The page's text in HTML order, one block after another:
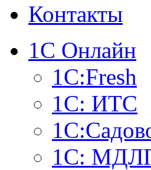
Контакты
1С Онлайн
1С:Fresh
1С: ИТС
1С: